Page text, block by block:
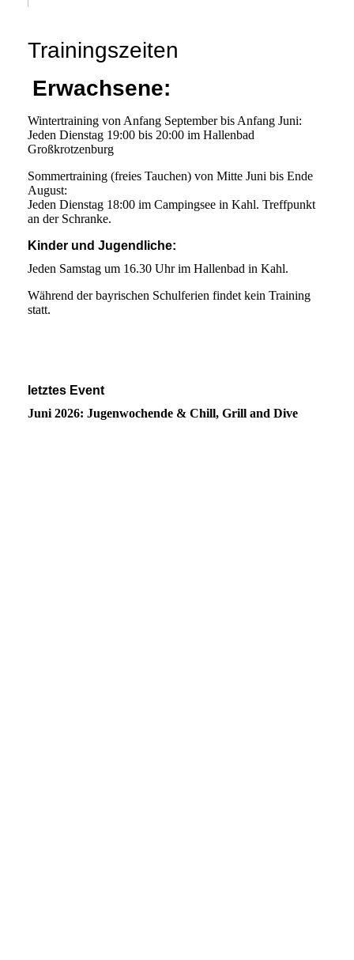
Trainingszeiten
Erwachsene:
Wintertraining von Anfang September bis Anfang Juni:
Jeden Dienstag 19:00 bis 20:00 im Hallenbad
Großkrotzenburg
Sommertraining (freies Tauchen) von Mitte Juni bis Ende
August:
Jeden Dienstag 18:00 im Campingsee in Kahl. Treffpunkt
an der Schranke.
Kinder und Jugendliche:
Jeden Samstag um 16.30 Uhr im Hallenbad in Kahl.
Während der bayrischen Schulferien findet kein Training
statt.
letztes Event
Juni 2026: Jugenwochende & Chill, Grill and Dive